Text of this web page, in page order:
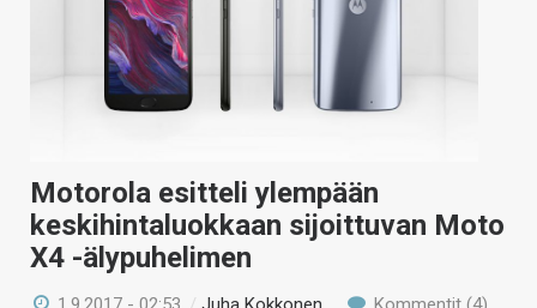
Motorola esitteli ylempään
keskihintaluokkaan sijoittuvan Moto
X4 -älypuhelimen